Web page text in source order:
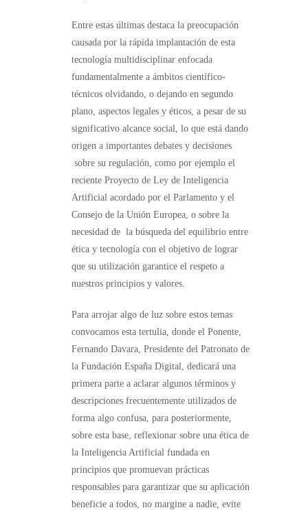
Entre estas últimas destaca la preocupación
causada por la rápida implantación de esta
tecnología multidisciplinar enfocada
fundamentalmente a ámbitos científico-
técnicos olvidando, o dejando en segundo
plano, aspectos legales y éticos, a pesar de su
significativo alcance social, lo que está dando
origen a importantes debates y decisiones
sobre su regulación, como por ejemplo el
reciente Proyecto de Ley de Inteligencia
Artificial acordado por el Parlamento y el
Consejo de la Unión Europea, o sobre la
necesidad de la búsqueda del equilibrio entre
ética y tecnología con el objetivo de lograr
que su utilización garantice el respeto a
nuestros principios y valores.
Para arrojar algo de luz sobre estos temas
convocamos esta tertulia, donde el Ponente,
Fernando Davara, Presidente del Patronato de
la Fundación España Digital, dedicará una
primera parte a aclarar algunos términos y
descripciones frecuentemente utilizados de
forma algo confusa, para posteriormente,
sobre esta base, reflexionar sobre una ética de
la Inteligencia Artificial fundada en
principios que promuevan prácticas
responsables para garantizar que su aplicación
beneficie a todos, no margine a nadie, evite